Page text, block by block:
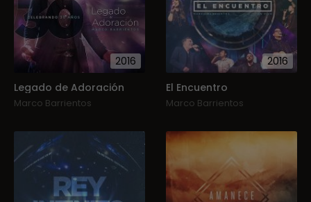
2016
Legado de Adoración
Marco Barrientos
2016
El Encuentro
Marco Barrientos